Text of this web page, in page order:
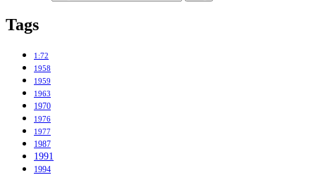
Tags
1:72
1958
1959
1963
1970
1976
1977
1987
1991
1994